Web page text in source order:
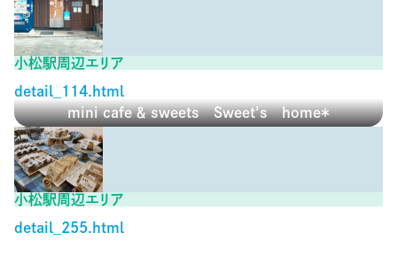
小松駅周辺エリア
detail_114.html
mini cafe ＆ sweets Sweet's home＊
小松駅周辺エリア
detail_255.html